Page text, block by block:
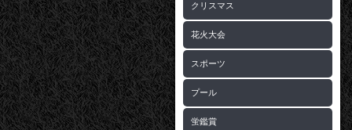
クリスマス
花火大会
スポーツ
プール
蛍鑑賞